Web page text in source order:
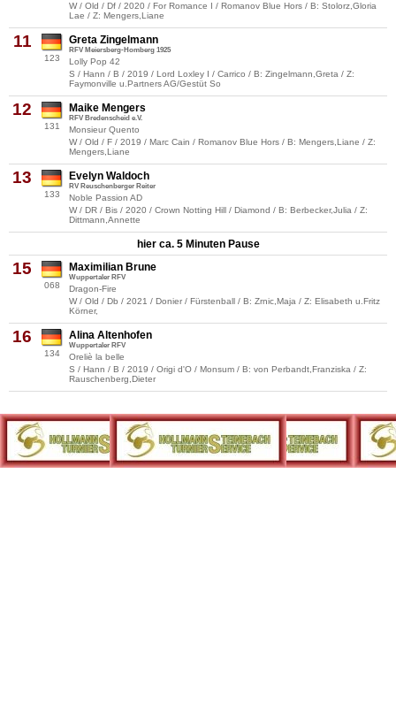
W / Old / Df / 2020 / For Romance I / Romanov Blue Hors / B: Stolorz,Gloria
Lae / Z: Mengers,Liane
11
123
Greta Zingelmann
RFV Meiersberg-Homberg 1925
Lolly Pop 42
S / Hann / B / 2019 / Lord Loxley I / Carrico / B: Zingelmann,Greta / Z:
Faymonville u.Partners AG/Gestüt So
12
131
Maike Mengers
RFV Bredenscheid e.V.
Monsieur Quento
W / Old / F / 2019 / Marc Cain / Romanov Blue Hors / B: Mengers,Liane / Z:
Mengers,Liane
13
133
Evelyn Waldoch
RV Reuschenberger Reiter
Noble Passion AD
W / DR / Bis / 2020 / Crown Notting Hill / Diamond / B: Berbecker,Julia / Z:
Dittmann,Annette
hier ca. 5 Minuten Pause
15
068
Maximilian Brune
Wuppertaler RFV
Dragon-Fire
W / Old / Db / 2021 / Donier / Fürstenball / B: Zrnic,Maja / Z: Elisabeth u.Fritz
Körner,
16
134
Alina Altenhofen
Wuppertaler RFV
Oreliè la belle
S / Hann / B / 2019 / Origi d'O / Monsum / B: von Perbandt,Franziska / Z:
Rauschenberg,Dieter